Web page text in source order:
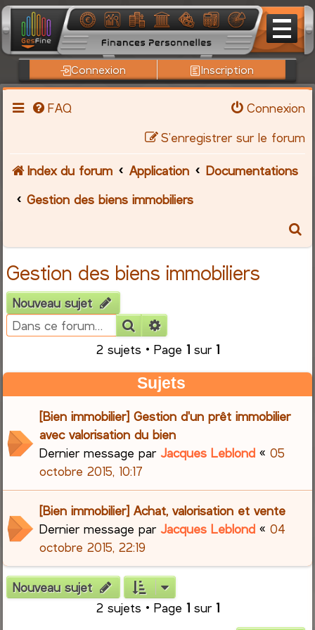
Connexion Inscription
FAQ
Connexion
S’enregistrer sur le forum
Index du forum Application
Documentations
Gestion des biens immobiliers
r
c
r
Gestion des biens immobiliers
Nouveau sujet
Rechercher
2 sujets • Page 1sur 1
Sujets
[Bien immobilier] Gestion d'un prêt immobilier
avec valorisation du bien
Dernier message parJacques Leblond «05
octobre 2015, 10:17
[Bien immobilier] Achat, valorisation et vente
Dernier message parJacques Leblond «04
octobre 2015, 22:19
Nouveau sujet
2 sujets • Page 1sur 1